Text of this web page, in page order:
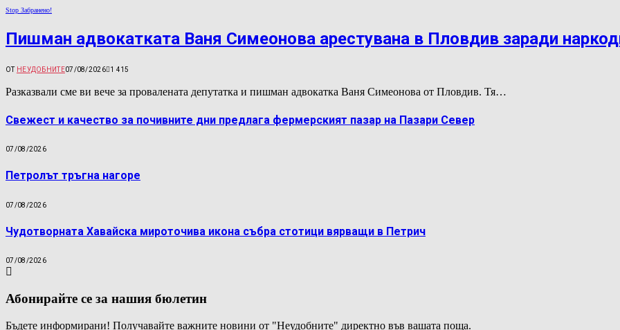
Stop Забранено!
Пишман адвокатката Ваня Симеонова арестувана в Пловдив заради
ОТ НЕУДОБНИТЕ07/08/2026 1 415
Разказвали сме ви вече за провалената депутатка и пишман адвокатка Ваня Симеонова от Пловдив. Тя…
Свежест и качество за почивните дни предлага фермерският пазар на Пазари Север
07/08/2026
Петролът тръгна нагоре
07/08/2026
Чудотворната Хавайска мироточива икона събра стотици вярващи в Петрич
07/08/2026
Абонирайте се за нашия бюлетин
Бъдете информирани! Получавайте важните новини от "Неудобните" директно във вашата поща.